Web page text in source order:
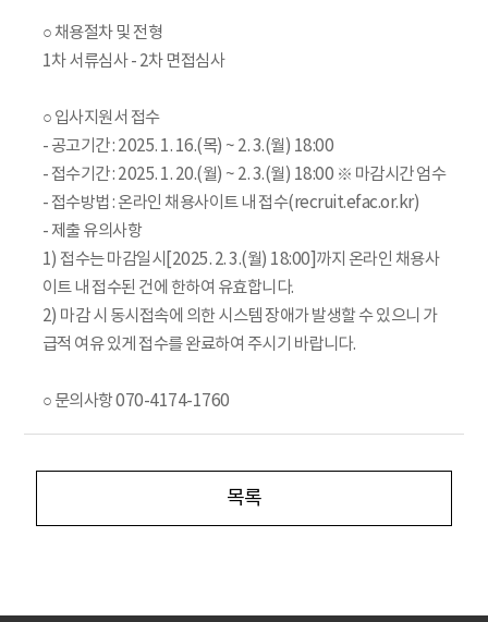
○ 채용절차 및 전형
1차 서류심사 - 2차 면접심사
○ 입사지원서 접수
- 공고기간 : 2025. 1. 16.(목) ~ 2. 3.(월) 18:00
- 접수기간 : 2025. 1. 20.(월) ~ 2. 3.(월) 18:00 ※ 마감시간 엄수
- 접수방법 : 온라인 채용사이트 내 접수(recruit.efac.or.kr)
- 제출 유의사항
1) 접수는 마감일시[2025. 2. 3.(월) 18:00]까지 온라인 채용사
이트 내 접수된 건에 한하여 유효합니다.
2) 마감 시 동시접속에 의한 시스템 장애가 발생할 수 있으니 가
급적 여유 있게 접수를 완료하여 주시기 바랍니다.
○ 문의사항 070-4174-1760
목록